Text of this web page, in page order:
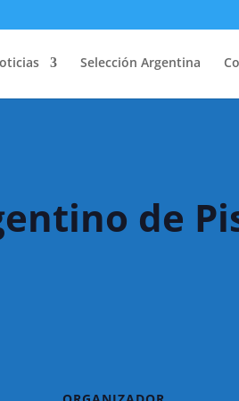
Selección Argentina
de